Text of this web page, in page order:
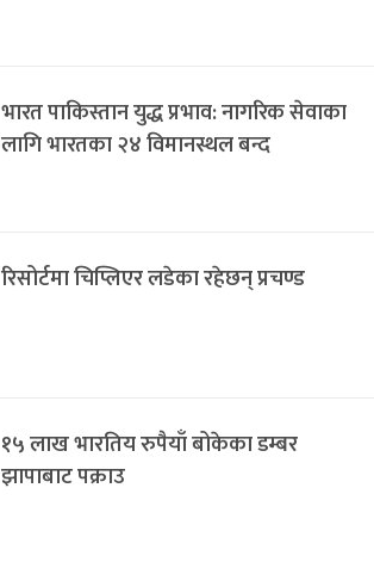
भारत पाकिस्तान युद्ध प्रभाव: नागरिक सेवाका
लागि भारतका २४ विमानस्थल बन्द
रिसोर्टमा चिप्लिएर लडेका रहेछन् प्रचण्ड
१५ लाख भारतिय रुपैयाँ बोकेका डम्बर
झापाबाट पक्राउ